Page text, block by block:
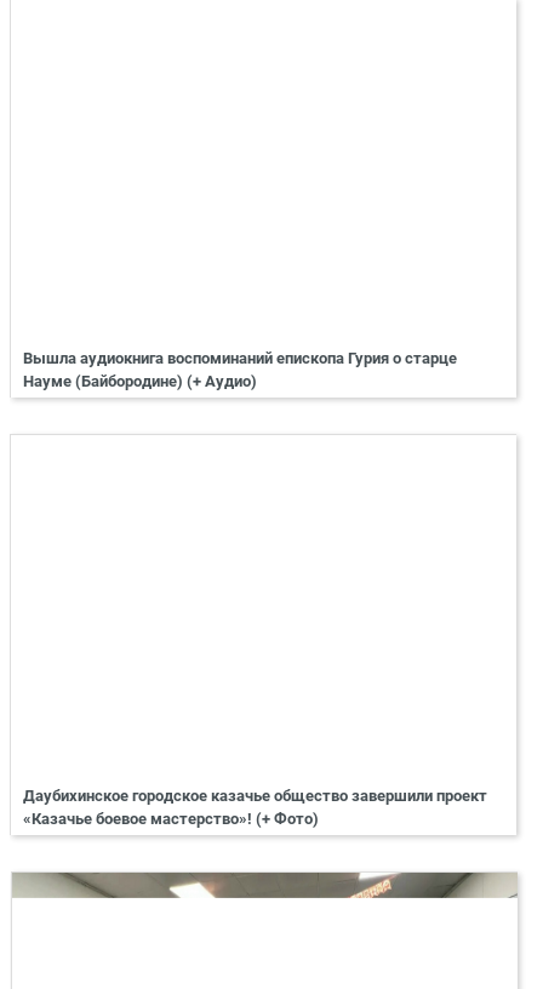
Вышла аудиокнига воспоминаний епископа Гурия о старце
Науме (Байбородине) (+ Аудио)
Даубихинское городское казачье общество завершили проект
«Казачье боевое мастерство»! (+ Фото)